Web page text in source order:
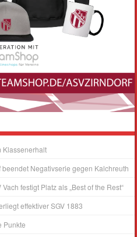
Klassenerhalt
Negativserie gegen Kalchreuth
festigt Platz als „Best of the Rest“
effektiver SGV 1883
Punkte